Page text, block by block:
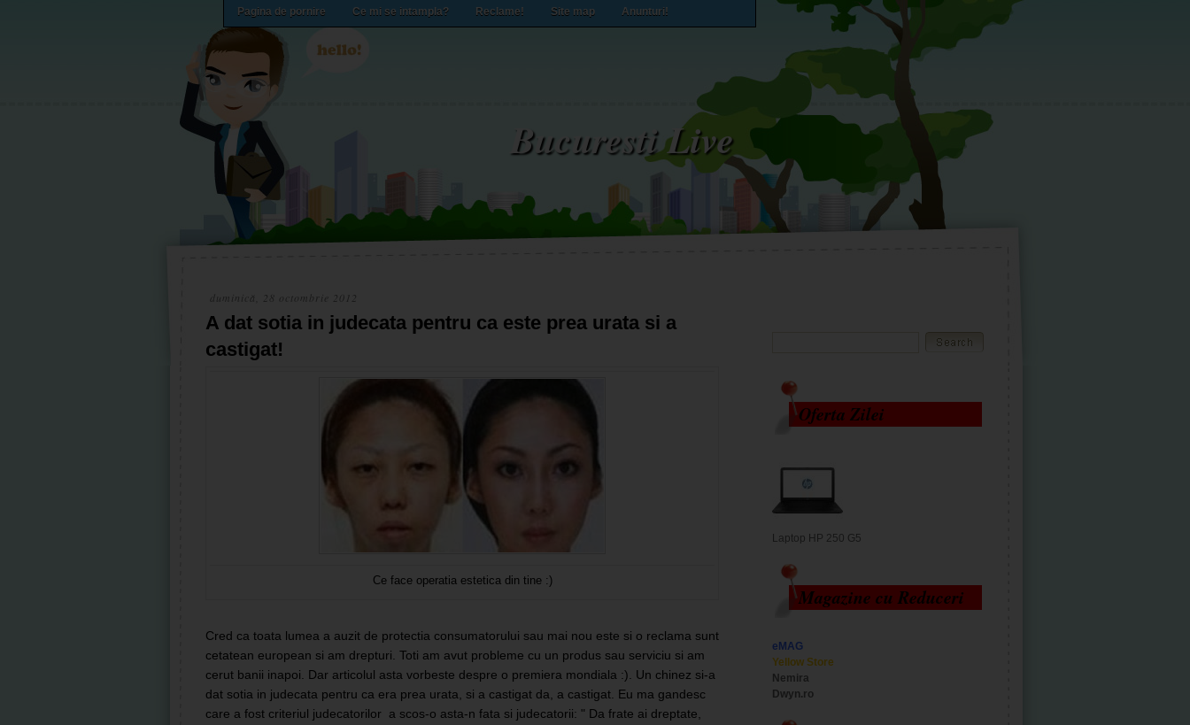
Pagina de pornire Ce mi se intampla? Reclame! Site map Anunturi!
Bucuresti Live
duminică, 28 octombrie 2012
A dat sotia in judecata pentru ca este prea urata si a
castigat!
Ce face operatia estetica din tine :)
Cred ca toata lumea a auzit de protectia consumatorului sau mai nou este si o reclama sunt
cetatean european si am drepturi. Toti am avut probleme cu un produs sau serviciu si am
cerut banii inapoi. Dar articolul asta vorbeste despre o premiera mondiala :). Un chinez si-a
dat sotia in judecata pentru ca era prea urata, si a castigat da, a castigat. Eu ma gandesc
care a fost criteriul judecatorilor a scos-o asta-n fata si judecatorii: " Da frate ai dreptate,
Oferta Zilei
Laptop HP 250 G5
Magazine cu Reduceri
eMAG
Yellow Store
Nemira
Dwyn.ro